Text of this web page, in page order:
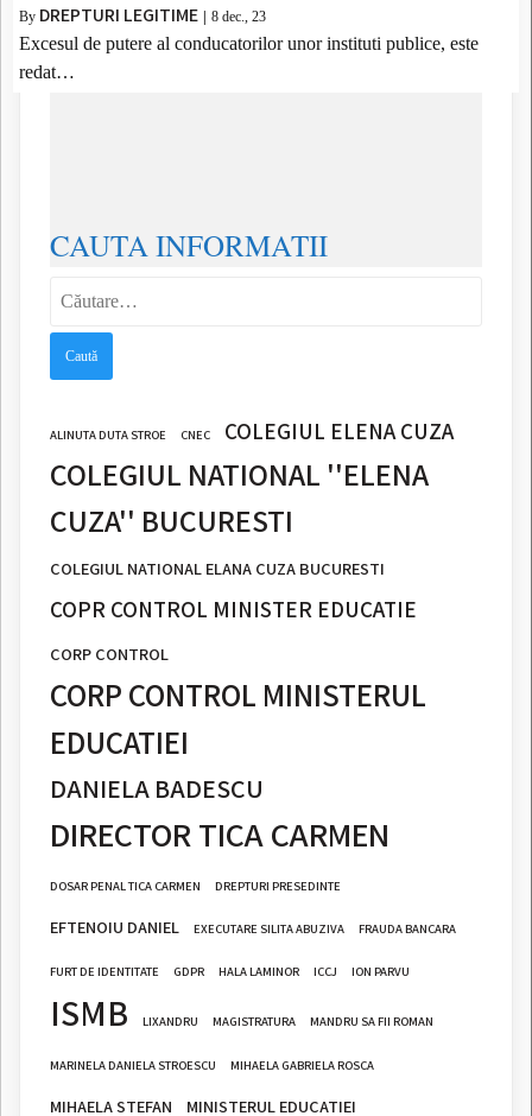
By DREPTURI LEGITIME 8 dec., 23
Excesul de putere al conducatorilor unor instituti publice, este
redat…
CAUTA INFORMATII
ALINUTA DUTA STROE CNEC COLEGIUL ELENA CUZA
COLEGIUL NATIONAL ''ELENA
CUZA'' BUCURESTI
COLEGIUL NATIONAL ELANA CUZA BUCURESTI
COPR CONTROL MINISTER EDUCATIE
CORP CONTROL
CORP CONTROL MINISTERUL
EDUCATIEI
DANIELA BADESCU
DIRECTOR TICA CARMEN
DOSAR PENAL TICA CARMEN DREPTURI PRESEDINTE
EFTENOIU DANIEL EXECUTARE SILITA ABUZIVA FRAUDA BANCARA
FURT DE IDENTITATE GDPR HALA LAMINOR ICCJ ION PARVU
ISMB LIXANDRU MAGISTRATURA MANDRU SA FII ROMAN
MARINELA DANIELA STROESCU MIHAELA GABRIELA ROSCA
MIHAELA STEFAN MINISTERUL EDUCATIEI